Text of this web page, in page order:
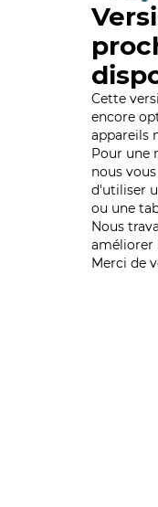
Cette
encore
appareils
Pour une
nous
d'utiliser
ou une
Nous
améliorer
Merci de